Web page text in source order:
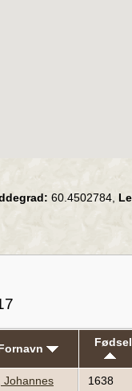
60.4502784,
Fødsel
Johannes 1638